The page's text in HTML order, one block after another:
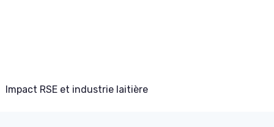
Impact RSE et industrie laitière